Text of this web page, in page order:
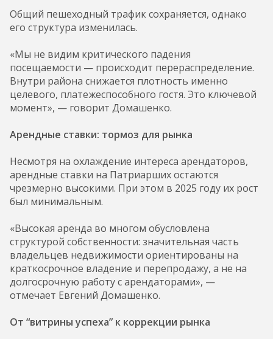
Общий пешеходный трафик сохраняется, однако
его структура изменилась.
«Мы не видим критического падения
посещаемости — происходит перераспределение.
Внутри района снижается плотность именно
целевого, платежеспособного гостя. Это ключевой
момент», — говорит Домашенко.
Арендные ставки: тормоз для рынка
Несмотря на охлаждение интереса арендаторов,
арендные ставки на Патриарших остаются
чрезмерно высокими. При этом в 2025 году их рост
был минимальным.
«Высокая аренда во многом обусловлена
структурой собственности: значительная часть
владельцев недвижимости ориентированы на
краткосрочное владение и перепродажу, а не на
долгосрочную работу с арендаторами», —
отмечает Евгений Домашенко.
От “витрины успеха” к коррекции рынка